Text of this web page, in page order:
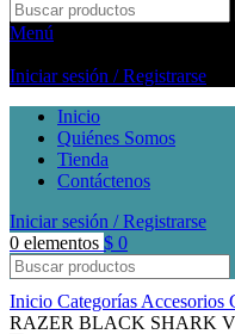
Menú
Iniciar sesión / Registrarse
Inicio
Quiénes Somos
Tienda
Contáctenos
Iniciar sesión / Registrarse
0 elementos $ 0
Inicio Categorías Accesorios
RAZER BLACK SHARK